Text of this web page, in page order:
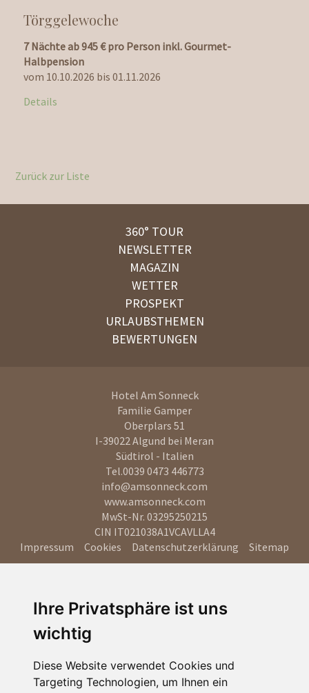
Ihre Privatsphäre ist uns
wichtig
Diese Website verwendet Cookies und
Targeting Technologien, um Ihnen ein
Törggelewoche
7 Nächte ab 945 € pro Person inkl. Gourmet-
Halbpension
vom 10.10.2026 bis 01.11.2026
Details
Zurück zur Liste
360° TOUR
NEWSLETTER
MAGAZIN
WETTER
PROSPEKT
URLAUBSTHEMEN
BEWERTUNGEN
Hotel Am Sonneck
Familie Gamper
Oberplars 51
I-39022Algund bei Meran
Südtirol - Italien
Tel.0039 0473 446773
info@amsonneck.com
www.amsonneck.com
MwSt-Nr. 03295250215
CIN IT021038A1VCAVLLA4
Impressum
Cookies Datenschutzerklärung Sitemap